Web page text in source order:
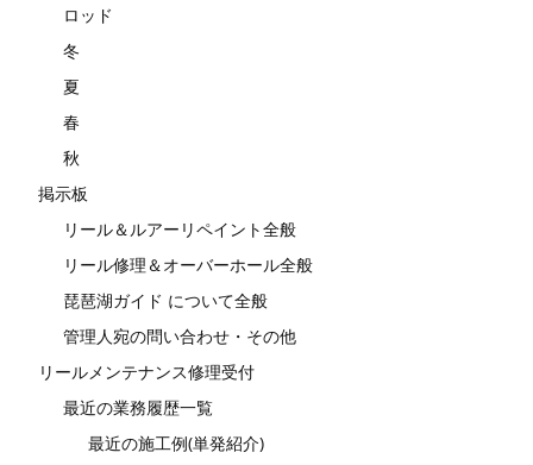
ロッド
冬
夏
春
秋
掲示板
リール＆ルアーリペイント全般
リール修理＆オーバーホール全般
琵琶湖ガイド について全般
管理人宛の問い合わせ・その他
リールメンテナンス修理受付
最近の業務履歴一覧
最近の施工例(単発紹介)